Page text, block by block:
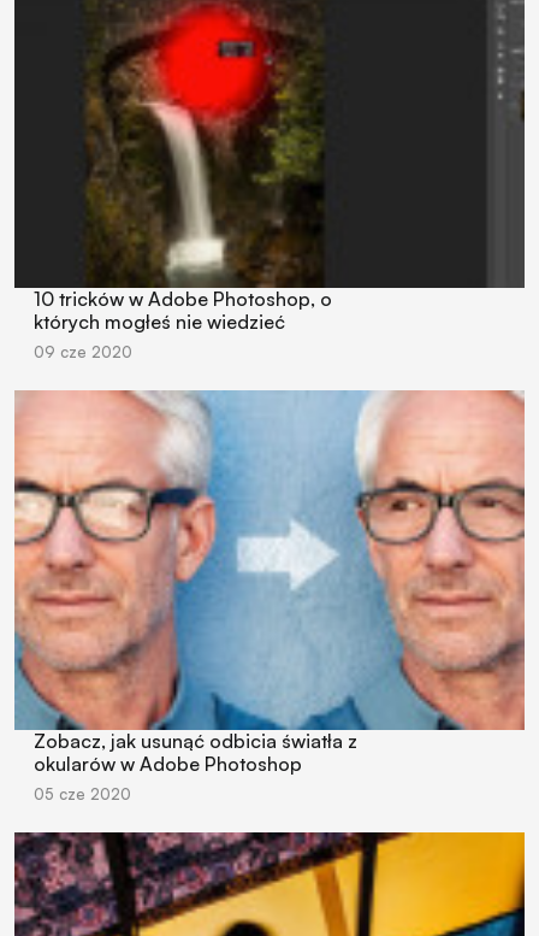
10 tricków w Adobe Photoshop, o
których mogłeś nie wiedzieć
09 cze 2020
Zobacz, jak usunąć odbicia światła z
okularów w Adobe Photoshop
05 cze 2020